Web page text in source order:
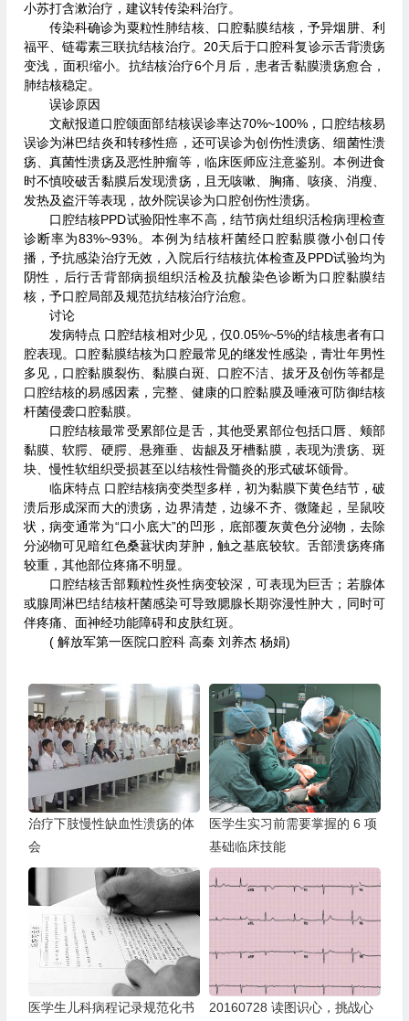
小苏打含漱治疗，建议转传染科治疗。
传染科确诊为粟粒性肺结核、口腔黏膜结核，予异烟肼、利
福平、链霉素三联抗结核治疗。20天后于口腔科复诊示舌背溃疡
变浅，面积缩小。抗结核治疗6个月后，患者舌黏膜溃疡愈合，
肺结核稳定。
误诊原因
文献报道口腔颌面部结核误诊率达70%~100%，口腔结核易
误诊为淋巴结炎和转移性癌，还可误诊为创伤性溃疡、细菌性溃
疡、真菌性溃疡及恶性肿瘤等，临床医师应注意鉴别。本例进食
时不慎咬破舌黏膜后发现溃疡，且无咳嗽、胸痛、咳痰、消瘦、
发热及盗汗等表现，故外院误诊为口腔创伤性溃疡。
口腔结核PPD试验阳性率不高，结节病灶组织活检病理检查
诊断率为83%~93%。本例为结核杆菌经口腔黏膜微小创口传
播，予抗感染治疗无效，入院后行结核抗体检查及PPD试验均为
阴性，后行舌背部病损组织活检及抗酸染色诊断为口腔黏膜结
核，予口腔局部及规范抗结核治疗治愈。
讨论
发病特点 口腔结核相对少见，仅0.05%~5%的结核患者有口
腔表现。口腔黏膜结核为口腔最常见的继发性感染，青壮年男性
多见，口腔黏膜裂伤、黏膜白斑、口腔不洁、拔牙及创伤等都是
口腔结核的易感因素，完整、健康的口腔黏膜及唾液可防御结核
杆菌侵袭口腔黏膜。
口腔结核最常受累部位是舌，其他受累部位包括口唇、颊部
黏膜、软腭、硬腭、悬雍垂、齿龈及牙槽黏膜，表现为溃疡、斑
块、慢性软组织受损甚至以结核性骨髓炎的形式破坏颌骨。
临床特点 口腔结核病变类型多样，初为黏膜下黄色结节，破
溃后形成深而大的溃疡，边界清楚，边缘不齐、微隆起，呈鼠咬
状，病变通常为“口小底大”的凹形，底部覆灰黄色分泌物，去除
分泌物可见暗红色桑葚状肉芽肿，触之基底较软。舌部溃疡疼痛
较重，其他部位疼痛不明显。
口腔结核舌部颗粒性炎性病变较深，可表现为巨舌；若腺体
或腺周淋巴结结核杆菌感染可导致腮腺长期弥漫性肿大，同时可
伴疼痛、面神经功能障碍和皮肤红斑。
( 解放军第一医院口腔科 高秦 刘养杰 杨娟)
治疗下肢慢性缺血性溃疡的体
会
医学生实习前需要掌握的 6 项
基础临床技能
医学生儿科病程记录规范化书
20160728 读图识心，挑战心